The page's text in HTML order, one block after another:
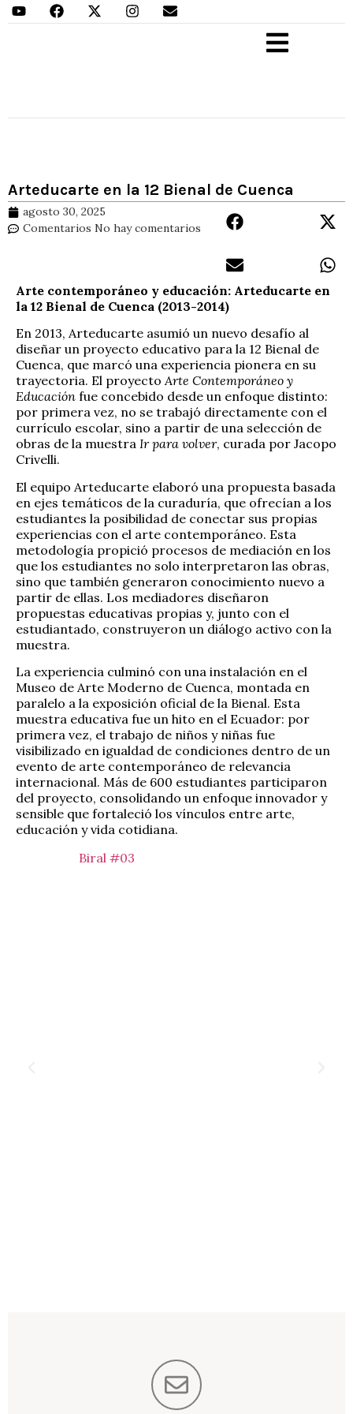
Arteducarte en la 12 Bienal de Cuenca
agosto 30, 2025
Comentarios No hay comentarios
Arte contemporáneo y educación: Arteducarte en
la 12 Bienal de Cuenca (2013-2014)
En 2013, Arteducarte asumió un nuevo desafío al
diseñar un proyecto educativo para la 12 Bienal de
Cuenca, que marcó una experiencia pionera en su
trayectoria. El proyectoArte Contemporáneo y
Educación fue concebido desde un enfoque distinto:
por primera vez, no se trabajó directamente con el
currículo escolar, sino a partir de una selección de
obras de la muestra Ir para volver, curada por Jacopo
Crivelli.
El equipo Arteducarte elaboró una propuesta basada
en ejes temáticos de la curaduría, que ofrecían a los
estudiantes la posibilidad de conectar sus propias
experiencias con el arte contemporáneo. Esta
metodología propició procesos de mediación en los
que los estudiantes no solo interpretaron las obras,
sino que también generaron conocimiento nuevo a
partir de ellas. Los mediadores diseñaron
propuestas educativas propias y, junto con el
estudiantado, construyeron un diálogo activo con la
muestra.
La experiencia culminó con una instalación en el
Museo de Arte Moderno de Cuenca, montada en
paralelo a la exposición oficial de la Bienal. Esta
muestra educativa fue un hito en el Ecuador: por
primera vez, el trabajo de niños y niñas fue
visibilizado en igualdad de condiciones dentro de un
evento de arte contemporáneo de relevancia
internacional. Más de 600 estudiantes participaron
del proyecto, consolidando un enfoque innovador y
sensible que fortaleció los vínculos entre arte,
educación y vida cotidiana.
Biral #03